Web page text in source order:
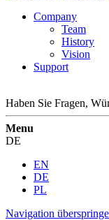
Company
Team
History
Vision
Support
Haben Sie Fragen,
Menu
DE
EN
DE
PL
Navigation